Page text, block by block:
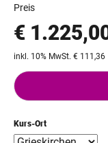
Kurs-Ort
Preis
€
inkl. 10% MwSt. € 111,36